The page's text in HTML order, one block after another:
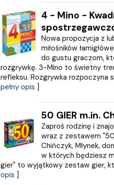
4 - Mino -
Nowa propozycja z
miłośników
do gustu graczom,
rozgrywkę. 3-Mino to świetny
refleksu. Rozgrywka rozpoczyna
pełny opis ]
50 GIER m.in.
Zaproś rodzinę i
wraz z zestawem
Chińczyk, Młynek,
w których będziesz
gier" to wyjątkowy zestaw gier,
opis ]